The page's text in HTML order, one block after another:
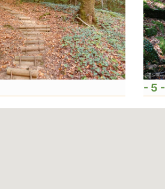
- 5 -